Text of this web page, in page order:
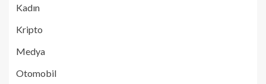
Kadın
Kripto
Medya
Otomobil